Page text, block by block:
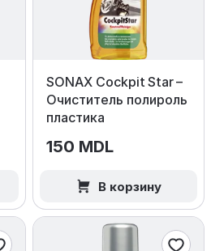
SONAX Cockpit Star –
Очиститель полироль
пластика
150 MDL
В корзину